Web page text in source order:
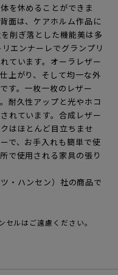
を休めることができま
面は、ケアホルム作品に
削ぎ落とした機能美は多
エンナーレでグランプリ
ています。オーラレザー
上がり、そして均一な外
す。一枚一枚のレザー
耐久性アップと光やホコ
れています。合成レザー
はほとんど目立ちませ
で、お手入れも簡単で使
で使用される家具の張り
・ハンセン）社の商品で
ルはご遠慮ください。